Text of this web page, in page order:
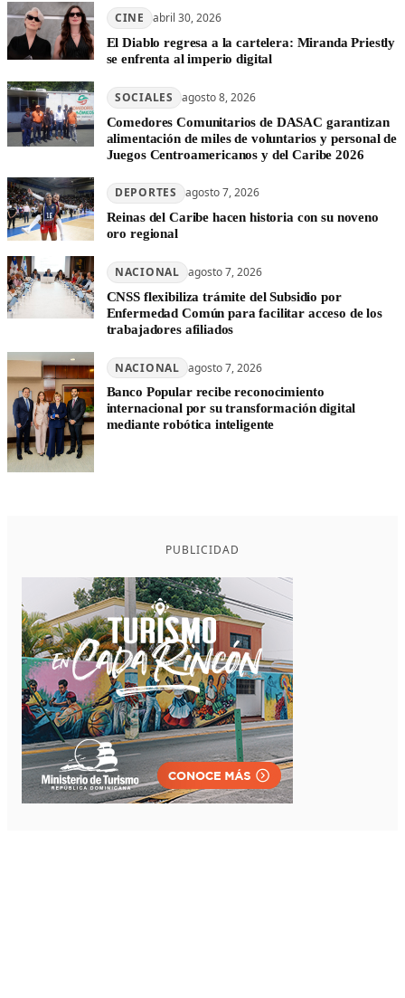
CINE abril 30, 2026
El Diablo regresa a la cartelera: Miranda Priestly
se enfrenta al imperio digital
SOCIALES agosto 8, 2026
Comedores Comunitarios de DASAC garantizan
alimentación de miles de voluntarios y personal de
Juegos Centroamericanos y del Caribe 2026
DEPORTES agosto 7, 2026
Reinas del Caribe hacen historia con su noveno
oro regional
NACIONAL agosto 7, 2026
CNSS flexibiliza trámite del Subsidio por
Enfermedad Común para facilitar acceso de los
trabajadores afiliados
NACIONAL agosto 7, 2026
Banco Popular recibe reconocimiento
internacional por su transformación digital
mediante robótica inteligente
PUBLICIDAD